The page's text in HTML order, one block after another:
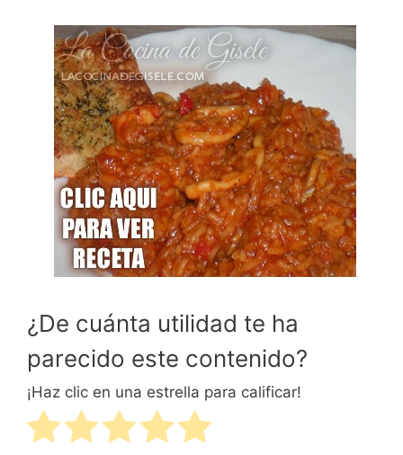
¿De cuánta utilidad te ha
parecido este contenido?
¡Haz clic en una estrella para calificar!